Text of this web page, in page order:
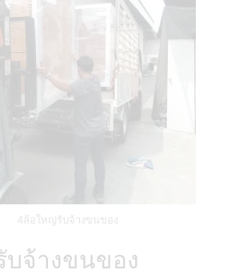
4ล้อใหญ่รับจ้างขนของ
จ้างขนของ